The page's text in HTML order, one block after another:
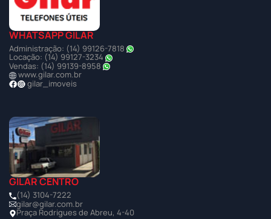
WHATSAPP GILAR
Administração: (14) 99126-7818
Locação: (14) 99127-3234
Vendas: (14) 99139-8958
www.gilar.com.br
gilar_imoveis
GILAR CENTRO
(14) 3104-7222
gilar@gilar.com.br
Praça Rodrigues de Abreu, 4-40